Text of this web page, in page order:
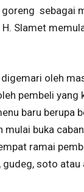
sebagai
Slamet
oleh
pembeli yang
baru berupa
mulai buka
ramai
soto